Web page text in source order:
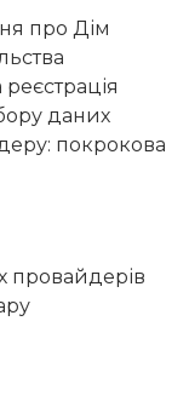
про Дім
даних
покрокова
провайдерів